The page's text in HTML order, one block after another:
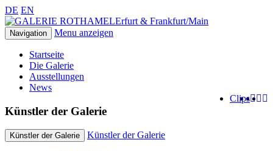
DE EN
Erfurt & Frankfurt/Main
Navigation Menu anzeigen
Startseite
Die Galerie
Ausstellungen
News
Clips
Künstler der Galerie
Künstler der Galerie Künstler der Galerie